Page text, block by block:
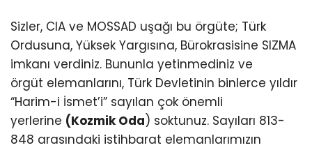
Sizler, CIA ve MOSSAD uşağı bu örgüte; Türk
Ordusuna, Yüksek Yargısına, Bürokrasisine SIZMA
imkanı verdiniz. Bununla yetinmediniz ve
örgüt elemanlarını, Türk Devletinin binlerce yıldır
“Harim-i İsmet’i” sayılan çok önemli
yerlerine (Kozmik Oda) soktunuz. Sayıları 813-
848 arasındaki istihbarat elemanlarımızın